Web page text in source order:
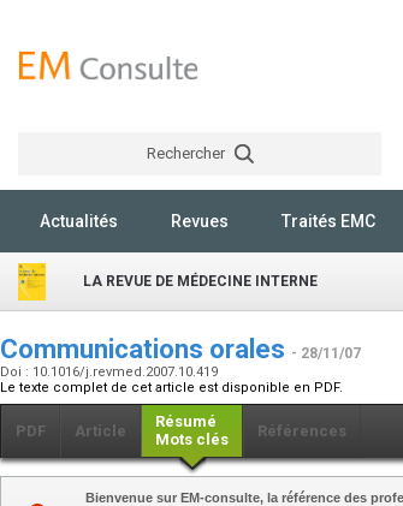
Rechercher
Actualités Revues Traités EMC
LA REVUE DE MÉDECINE INTERNE
Communications orales - 28/11/07
Doi : 10.1016/j.revmed.2007.10.419
Le texte complet de cet article est disponible en PDF.
PDF Article
Résumé
Mots clés
Références
Bienvenue sur EM-consulte, la référence des